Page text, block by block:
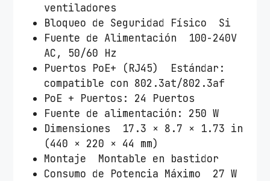
ventiladores
Bloqueo de Seguridad Físico Si
Fuente de Alimentación 100-240V
AC, 50/60 Hz
Puertos PoE+ (RJ45) Estándar:
compatible con 802.3at/802.3af
PoE + Puertos: 24 Puertos
Fuente de alimentación: 250 W
Dimensiones 17.3 × 8.7 × 1.73 in
(440 × 220 × 44 mm)
Montaje Montable en bastidor
Consumo de Potencia Máximo 27 W